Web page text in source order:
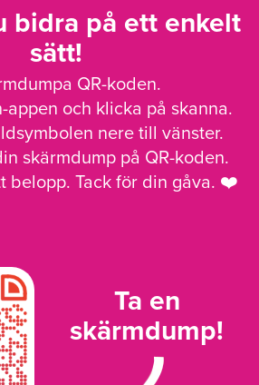
bidra på ett enkelt
sätt!
QR-koden.
appen och klicka på skanna.
nere till vänster.
skärmdump på QR-koden.
belopp. Tack för din gåva. ❤️
Ta en
skärmdump!